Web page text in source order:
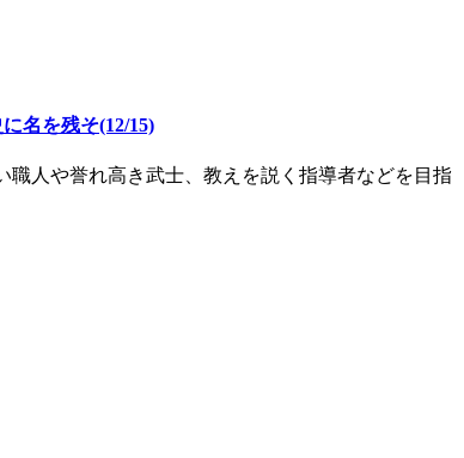
名を残そ(12/15)
人や誉れ高き武士、教えを説く指導者などを目指